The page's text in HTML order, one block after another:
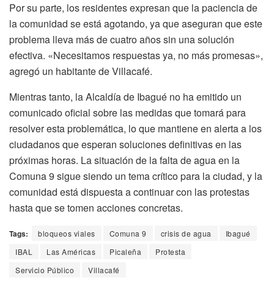
Por su parte, los residentes expresan que la paciencia de
la comunidad se está agotando, ya que aseguran que este
problema lleva más de cuatro años sin una solución
efectiva. «Necesitamos respuestas ya, no más promesas»,
agregó un habitante de Villacafé.
Mientras tanto, la Alcaldía de Ibagué no ha emitido un
comunicado oficial sobre las medidas que tomará para
resolver esta problemática, lo que mantiene en alerta a los
ciudadanos que esperan soluciones definitivas en las
próximas horas. La situación de la falta de agua en la
Comuna 9 sigue siendo un tema crítico para la ciudad, y la
comunidad está dispuesta a continuar con las protestas
hasta que se tomen acciones concretas.
Tags: bloqueos viales Comuna 9 crisis de agua
Ibagué
IBAL
Las Américas Picaleña
Protesta
Servicio Público
Villacafé